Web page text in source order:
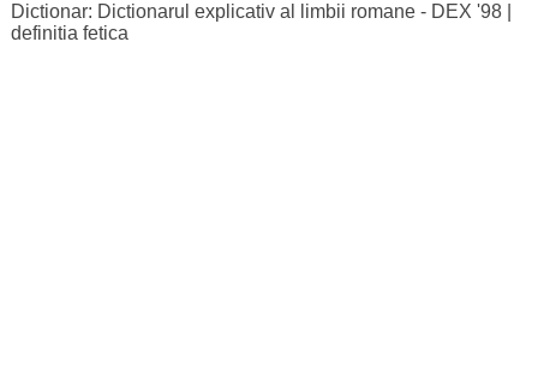
Dictionar: Dictionarul explicativ al limbii romane - DEX '98|
definitia fetica